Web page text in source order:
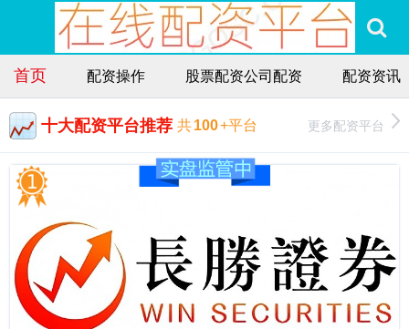
首页 配资操作 股票配资公司配资 配资资讯
十大配资平台推荐 共100+平台 更多配资平台